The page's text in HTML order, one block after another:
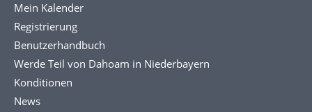
Mein Kalender
Registrierung
Benutzerhandbuch
Werde Teil von Dahoam in Niederbayern
Konditionen
News